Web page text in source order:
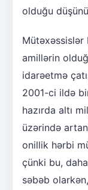
olduğu
Mütəxəssislər
amillərin
idarəetmə
2001-ci ildə
hazırda altı
üzərində
onillik hərbi
çünki bu,
səbəb